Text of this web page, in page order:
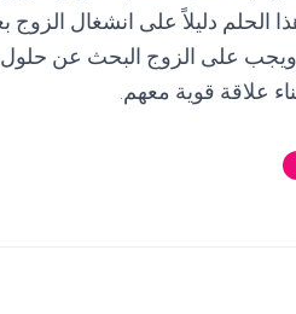
الحلم دليلاً على انشغال
ويجب على الزوج البحث عن
علاقة قوية معهم.